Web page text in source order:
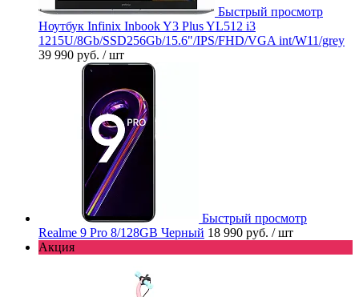
Быстрый просмотр
Ноутбук Infinix Inbook Y3 Plus YL512 i3
1215U/8Gb/SSD256Gb/15.6"/IPS/FHD/VGA int/W11/grey
39 990 руб. / шт
Быстрый просмотр
Realme 9 Pro 8/128GB Черный 18 990 руб. / шт
Акция